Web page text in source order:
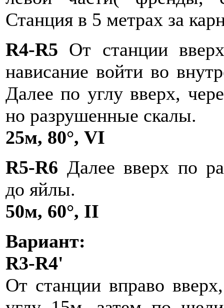
Станция в 5 метрах за
R4-R5 От станции
нависание войти во
Далее по углу вверх,
но разрушенные скалы.
25м, 80°, VI
R5-R6 Далее вверх по
до яйлы.
50м, 60°, II
Вариант:
R3-R4'
От станции вправо